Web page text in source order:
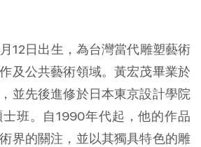
12日出生，為台灣當代雕塑藝術
及公共藝術領域。黃宏茂畢業於
並先後進修於日本東京設計學院
班。自1990年代起，他的作品
界的關注，並以其獨具特色的雕